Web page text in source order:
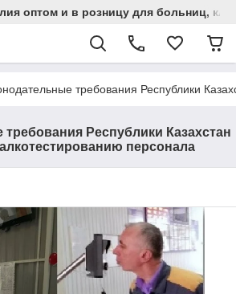
оптом и в розницу для больниц,
требования Республики
Республики Казахстан
персонала